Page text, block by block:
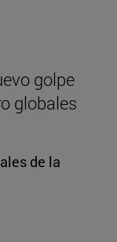
golpe
globales
de la